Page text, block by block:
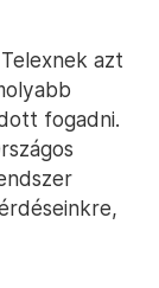
azt
fogadni.